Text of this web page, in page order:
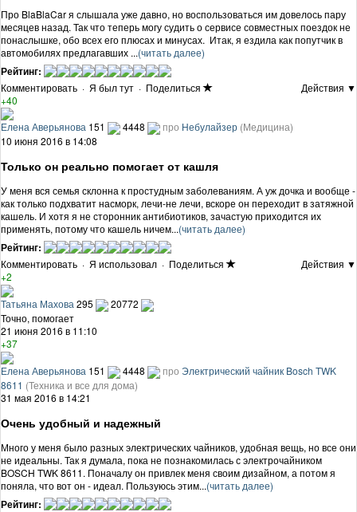
Про BlaBlaCar я слышала уже давно, но воспользоваться им довелось пару
месяцев назад. Так что теперь могу судить о сервисе совместных поездок не
понаслышке, обо всех его плюсах и минусах. Итак, я ездила как попутчик в
автомобилях предлагавших ...(читать далее)
Рейтинг:
Комментировать · Я был тут · Поделиться
Действия ▼
+40
Елена Аверьянова 151 4448 про Небулайзер (Медицина)
10 июня 2016 в 14:08
Только он реально помогает от кашля
У меня вся семья склонна к простудным заболеваниям. А уж дочка и вообще -
как только подхватит насморк, лечи-не лечи, вскоре он переходит в затяжной
кашель. И хотя я не сторонник антибиотиков, зачастую приходится их
применять, потому что кашель ничем...(читать далее)
Рейтинг:
Комментировать · Я использовал · Поделиться
Действия ▼
+2
Татьяна Махова 295
20772
Точно, помогает
21 июня 2016 в 11:10
+37
Елена Аверьянова 151 4448 про Электрический чайник Bosch TWK
8611 (Техника и все для дома)
31 мая 2016 в 14:21
Очень удобный и надежный
Много у меня было разных электрических чайников, удобная вещь, но все они
не идеальны. Так я думала, пока не познакомилась с электрочайником
BOSCH TWK 8611. Поначалу он привлек меня своим дизайном, а потом я
поняла, что вот он - идеал. Пользуюсь этим...(читать далее)
Рейтинг: